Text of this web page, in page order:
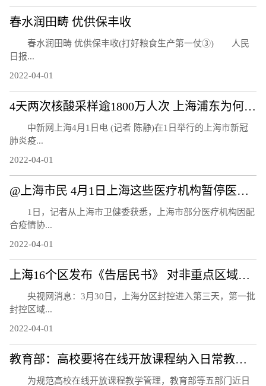
春水润田畴 优供保丰收
春水润田畴 优供保丰收(打好粮食生产第一仗③) 人民
日报...
2022-04-01
4天两次核酸采样逾1800万人次 上海浦东为何还要继续封控？
中新网上海4月1日电 (记者 陈静)在1日举行的上海市新冠
肺炎疫...
2022-04-01
@上海市民 4月1日上海这些医疗机构暂停医疗服务
1日，记者从上海市卫健委获悉，上海市部分医疗机构因配
合疫情协...
2022-04-01
上海16个区发布《告居民书》 对非重点区域居民进行抗原检测
央视网消息：3月30日，上海分区封控进入第三天，第一批
封控区域...
2022-04-01
教育部：高校要将在线开放课程纳入日常教学管理 与线下课程同管理同要求
为规范高校在线开放课程教学管理，教育部等五部门近日